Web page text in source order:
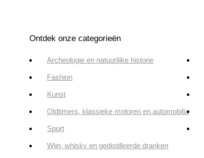
Ontdek onze categorieën
Archeologie en natuurlijke historie
Fashion
Kunst
Oldtimers, klassieke motoren en automobilia
Sport
Wijn, whisky en gedistilleerde dranken